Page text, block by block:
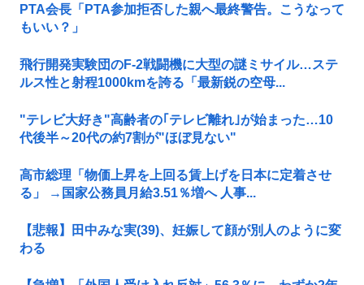
PTA会長「PTA参加拒否した親へ最終警告。こうなって
もいい？」
飛行開発実験団のF-2戦闘機に大型の謎ミサイル…ステ
ルス性と射程1000kmを誇る「最新鋭の空母...
"テレビ大好き"高齢者の｢テレビ離れ｣が始まった…10
代後半～20代の約7割が"ほぼ見ない"
高市総理「物価上昇を上回る賃上げを日本に定着させ
る」 →国家公務員月給3.51％増へ 人事...
【悲報】田中みな実(39)、妊娠して顔が別人のように変
わる